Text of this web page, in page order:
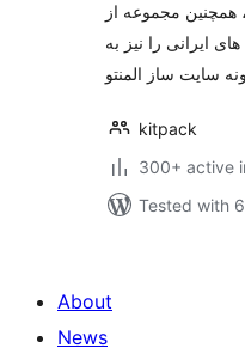
همچنین مجموعه از
ایرانی را نیز به
kitpack
300+ active
Tested with
About
News